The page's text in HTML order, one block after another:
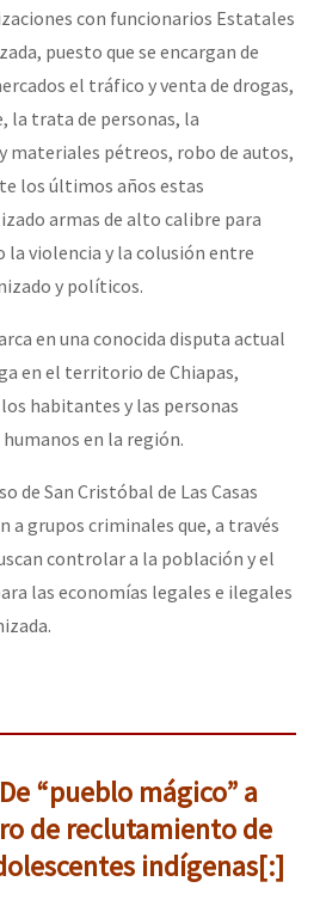
con funcionarios Estatales
puesto que se encargan de
el tráfico y venta de drogas,
la trata de personas, la
materiales pétreos, robo de autos,
los últimos años estas
armas de alto calibre para
la violencia y la colusión entre
y políticos.
en una conocida disputa actual
en el territorio de Chiapas,
habitantes y las personas
en la región.
de San Cristóbal de Las Casas
a grupos criminales que, a través
controlar a la población y el
las economías legales e ilegales
“pueblo mágico” a
de reclutamiento de
indígenas[:]